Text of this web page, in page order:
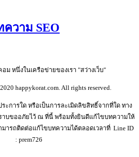
วาม SEO
ม หนึ่งในเครือข่ายของเรา "สว่างเว็บ"
happykorat.com. All rights reserved.
การใด หรือเป็นการละเมิดลิขสิทธิ์จากที่ใด ทาง
าบขออภัยไว้ ณ ที่นี้ พร้อมทั้งยินดีแก้ไขบทความให้
มารถติดต่อแก้ไขบทความได้ตลอดเวลาที่ Line ID
: prem726